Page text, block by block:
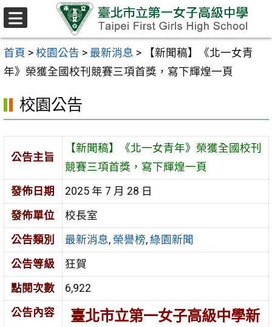
跳至主要內容區
首頁 > 校園公告 > 最新消息 >
【新聞稿】《北一女青
年》榮獲全國校刊競賽三項首獎，寫下輝煌一頁
校園公告
公告主旨
【新聞稿】《北一女青年》榮獲全國校刊
競賽三項首獎，寫下輝煌一頁
發佈日期
2025 年 7 月 28 日
發佈單位
校長室
公告類別
最新消息, 榮譽榜, 綠園新聞
公告等級
狂賀
點閱次數
6,922
公告內容
臺北市立第一女子高級中學新
選
單